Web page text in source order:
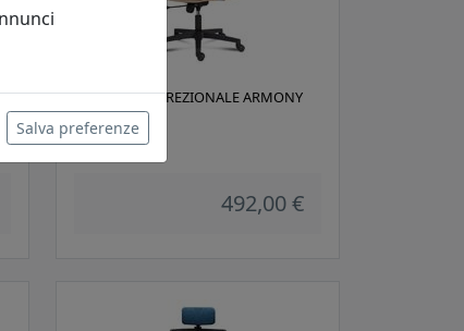
POLTRONA DIREZIONALE ARMONY
AM001
Viciani
492,00 €
Salva preferenze